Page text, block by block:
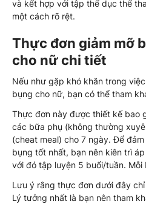
và kết hợp với tập thể dục thể
một cách rõ rệt.
Thực đơn giảm mỡ
cho nữ chi tiết
Nếu như gặp khó khăn trong
bụng cho nữ, bạn có thể tham
Thực đơn này được thiết kế bao
các bữa phụ (không thường
(cheat meal) cho 7 ngày. Để
bụng tốt nhất, bạn nên kiên trì
với đó tập luyện 5 buổi/tuần.
Lưu ý rằng thực đơn dưới đây
Lý tưởng nhất là bạn nên tham